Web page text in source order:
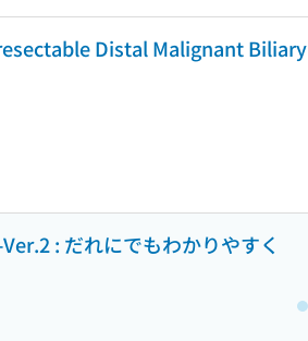
Distal Malignant Biliary
: だれにでもわかりやすく